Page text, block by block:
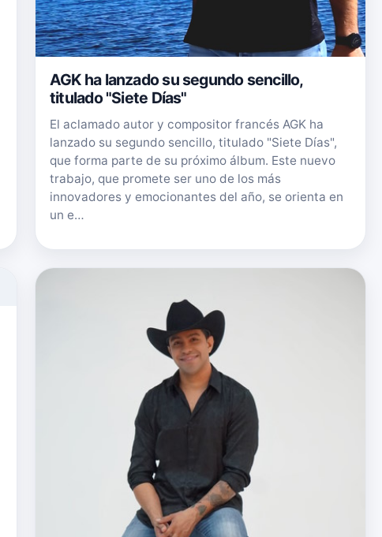
AGK ha lanzado su segundo sencillo,
titulado "Siete Días"
El aclamado autor y compositor francés AGK ha
lanzado su segundo sencillo, titulado "Siete Días",
que forma parte de su próximo álbum. Este nuevo
trabajo, que promete ser uno de los más
innovadores y emocionantes del año, se orienta en
un e…